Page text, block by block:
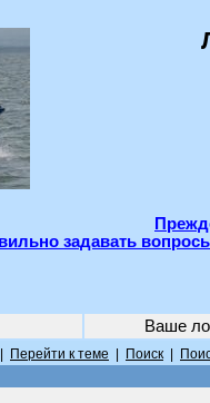
задавать
Ваше
Перейти к теме Поиск